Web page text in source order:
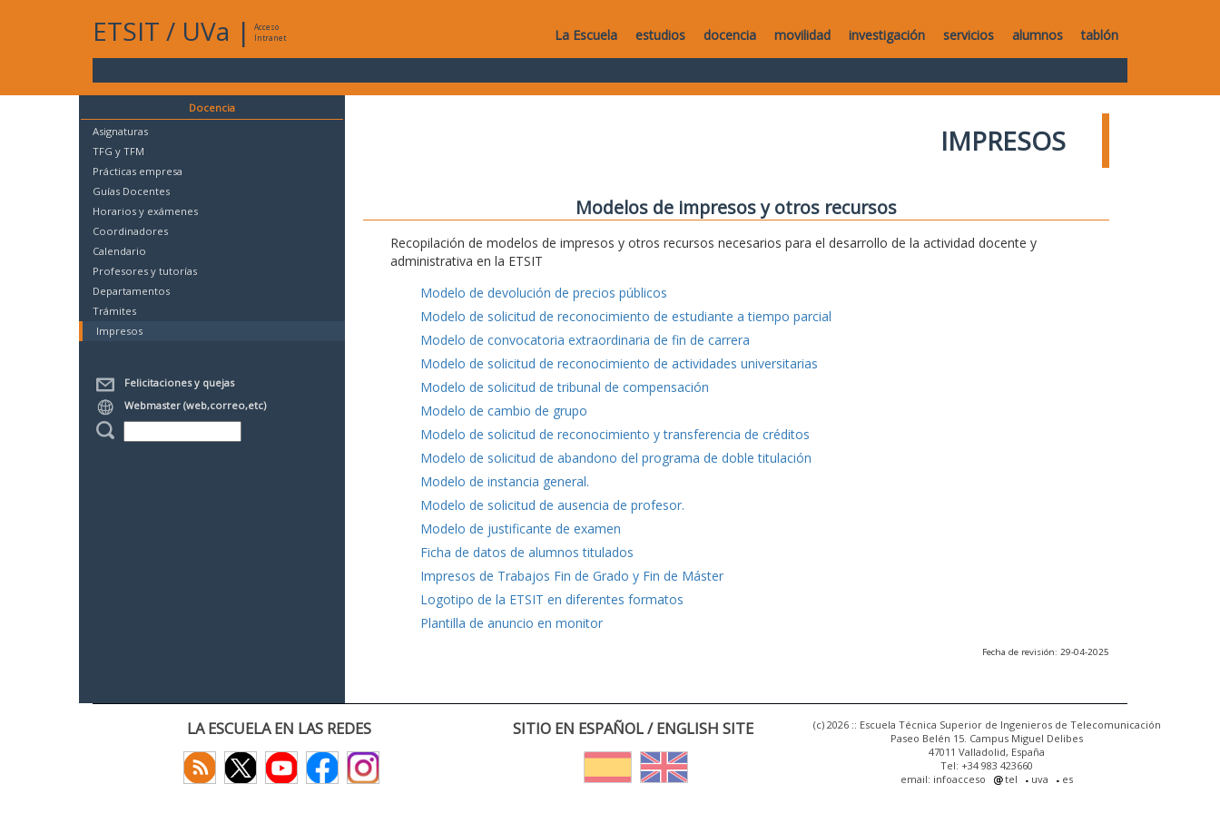
ETSIT / UVa |
Acceso
Intranet
La Escuela estudios docencia movilidad investigación servicios alumnos tablón
Docencia
Asignaturas
TFG y TFM
Prácticas empresa
Guías Docentes
Horarios y exámenes
Coordinadores
Calendario
Profesores y tutorías
Departamentos
Trámites
Impresos
Felicitaciones y quejas
Webmaster (web,correo,etc)
IMPRESOS
Modelos de impresos y otros recursos
Recopilación de modelos de impresos y otros recursos necesarios para el desarrollo de la actividad docente y
administrativa en la ETSIT
Modelo de devolución de precios públicos
Modelo de solicitud de reconocimiento de estudiante a tiempo parcial
Modelo de convocatoria extraordinaria de fin de carrera
Modelo de solicitud de reconocimiento de actividades universitarias
Modelo de solicitud de tribunal de compensación
Modelo de cambio de grupo
Modelo de solicitud de reconocimiento y transferencia de créditos
Modelo de solicitud de abandono del programa de doble titulación
Modelo de instancia general.
Modelo de solicitud de ausencia de profesor.
Modelo de justificante de examen
Ficha de datos de alumnos titulados
Impresos de Trabajos Fin de Grado y Fin de Máster
Logotipo de la ETSIT en diferentes formatos
Plantilla de anuncio en monitor
Fecha de revisión: 29-04-2025
LA ESCUELA EN LAS REDES SITIO EN ESPAÑOL / ENGLISH SITE
(c) 2026 :: Escuela Técnica Superior de Ingenieros de Telecomunicación
Paseo Belén 15. Campus Miguel Delibes
47011 Valladolid, España
Tel: +34 983 423660
email: infoacceso
tel uva es